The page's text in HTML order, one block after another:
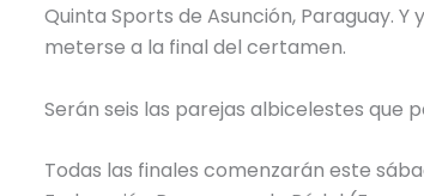
Quinta Sports de Asunción, Paraguay.
meterse a la final del certamen.
Serán seis las parejas albicelestes que
Todas las finales comenzarán este